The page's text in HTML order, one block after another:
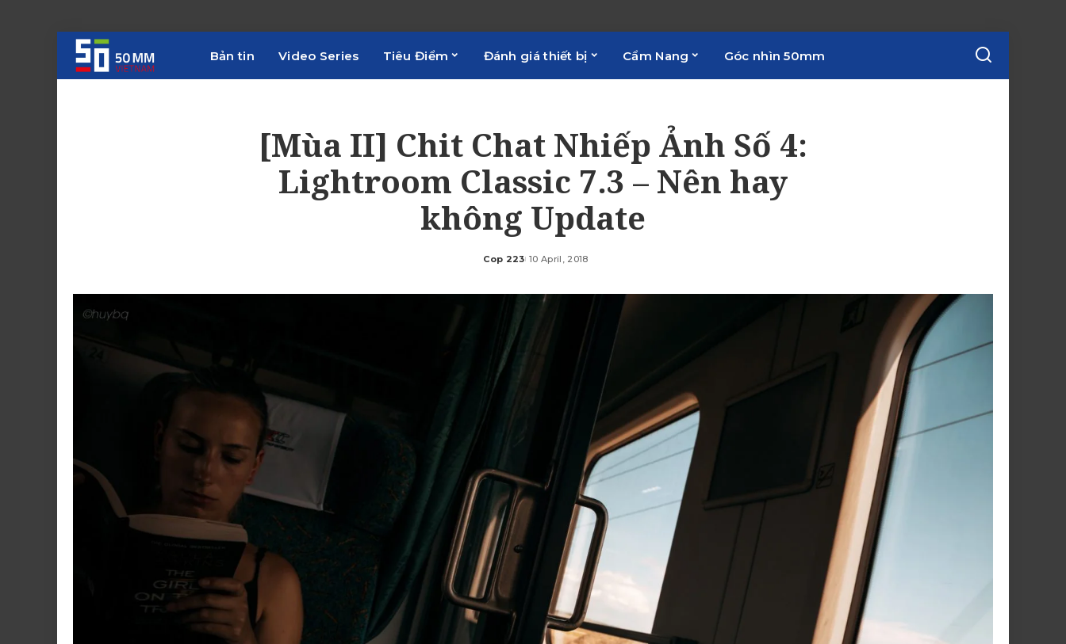
Bản tin Video Series Tiêu Điểm Đánh giá thiết bị Cẩm Nang Góc nhìn 50mm
[Mùa II] Chit Chat Nhiếp Ảnh Số 4:
Lightroom Classic 7.3 – Nên hay
không Update
Posted
Cop 223 10 April, 2018